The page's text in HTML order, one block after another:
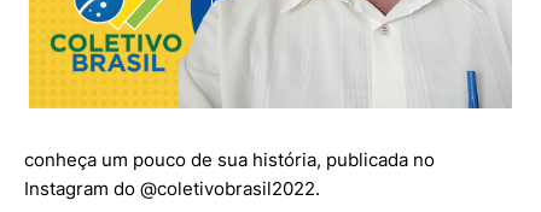
conheça um pouco de sua história, publicada no
Instagram do @coletivobrasil2022.